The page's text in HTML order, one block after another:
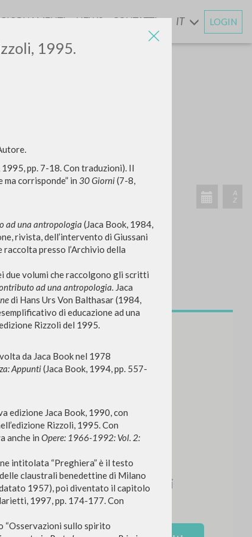
1995.
pp. 7-18. Con traduzioni). Il
corrisponde” in 30 Giorni(7-8,
ad una antropologia (Jaca Book, 1984,
rivista, dell’intervento di Giussani
presso l’Archivio della
due volumi che raccolgono gli scritti
ad una antropologia. Jaca
di Hans Urs Von Balthasar (1984,
di educazione ad una
Rizzoli del 1995.
da Jaca Book nel 1978
Appunti(Jaca Book, 1994, pp. 557-
edizione Jaca Book, 1990, con
Rizzoli, 1995. Con
anche in Opere: 1966-1992: Vol. 2:
intitolata “Preghiera” è il testo
claustrali benedettine di Milano
1957), poi diventato il capitolo
1997, pp. 174-177. Con
“Osservazioni sullo spirito
ENEWS CONTATTI IT LOGIN
Frase esatta CERCA
RECENTI